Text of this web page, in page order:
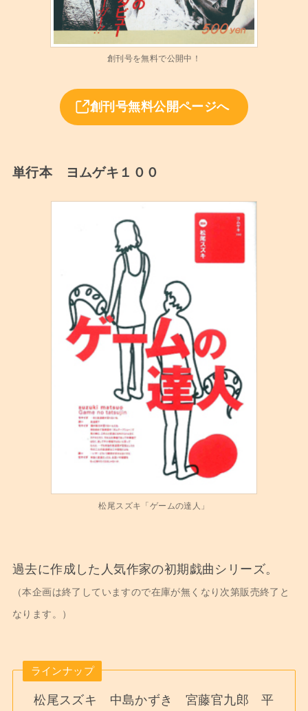
創刊号を無料で公開中！
創刊号無料公開ページへ
単行本 ヨムゲキ１００
松尾スズキ「ゲームの達人」
過去に作成した人気作家の初期戯曲シリーズ。
（本企画は終了していますので在庫が無くなり次第販売終了と
なります。）
ラインナップ
松尾スズキ 中島かずき 宮藤官九郎 平